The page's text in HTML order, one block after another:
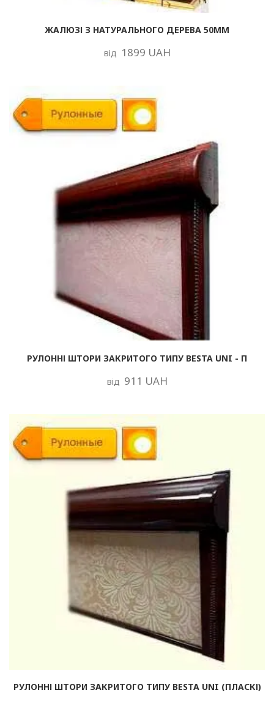
ЖАЛЮЗІ З НАТУРАЛЬНОГО ДЕРЕВА 50ММ
від 1899 UAH
РУЛОННІ ШТОРИ ЗАКРИТОГО ТИПУ BESTA UNI - П
від 911 UAH
РУЛОННІ ШТОРИ ЗАКРИТОГО ТИПУ BESTA UNI (ПЛАСКІ)